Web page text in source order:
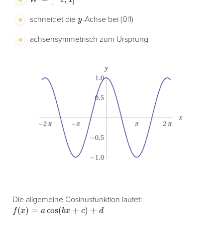
schneidet die
-Achse bei (0|1)
achsensymmetrisch zum Ursprung
Die allgemeine Cosinusfunktion lautet:
f(x) =acos(bx+c +d